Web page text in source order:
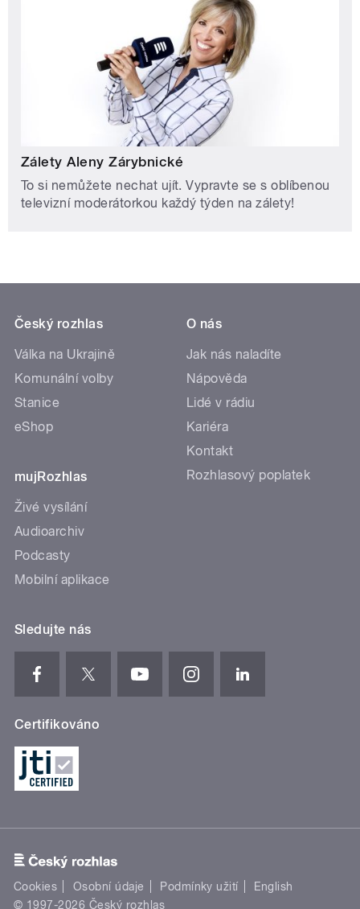
Zálety Aleny Zárybnické
To si nemůžete nechat ujít. Vypravte se s oblíbenou
televizní moderátorkou každý týden na zálety!
Český rozhlas
Válka na Ukrajině
Komunální volby
Stanice
eShop
mujRozhlas
Živé vysílání
Audioarchiv
Podcasty
Mobilní aplikace
O nás
Jak nás naladíte
Nápověda
Lidé v rádiu
Kariéra
Kontakt
Rozhlasový poplatek
Sledujte nás
Certifikováno
Cookies Osobní údaje Podmínky užití
English
© 1997-2026 Český rozhlas